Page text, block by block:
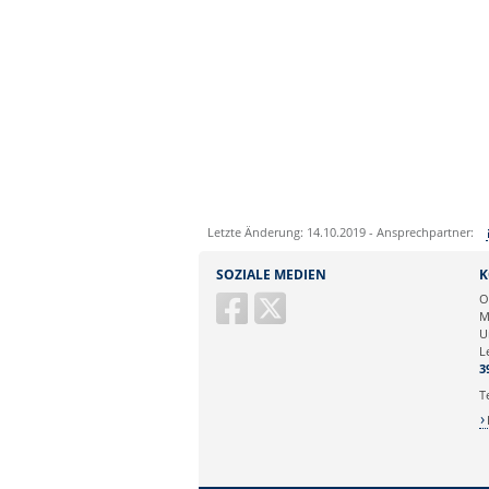
Letzte Änderung: 14.10.2019 - Ansprechpartner:
Ihre E-Mailadresse:
SOZIALE MEDIEN